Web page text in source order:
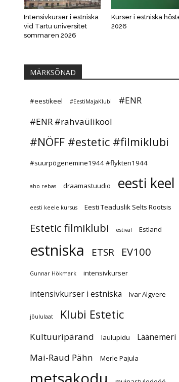
Intensivkurser i estniska
vid Tartu universitet
sommaren 2026
Kurser i estniska
2026
MÄRKSÕNAD
#eestikeel #EestiMajaKlubi
#ENR
#ENR #rahvaülikool
#NÖFF #estetic #filmiklubi
#suurpõgenemine1944 #flykten1944
aho rebas draamastuudio eesti keel
eesti keele kursus Eesti Teaduslik Selts Rootsis
Estetic filmiklubi estival Estland
estniska ETSR EV100
Gunnar Hökmark intensivkurser
intensivkurser i estniska Ivar Algvere
jõululaat Klubi Estetic
Kultuuripärand laulupidu Läänemeri
Mai-Raud Pähn Merle Pajula